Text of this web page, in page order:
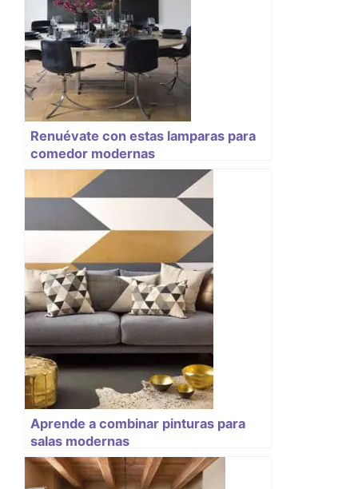
Renuévate con estas lamparas para
comedor modernas
Aprende a combinar pinturas para
salas modernas